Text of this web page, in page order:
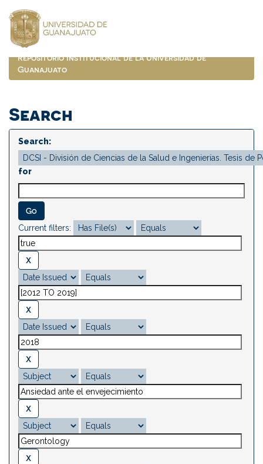
navigation
Repositorio Institucional de la Universidad de
Guanajuato
Search
Search:
for
Current filters: